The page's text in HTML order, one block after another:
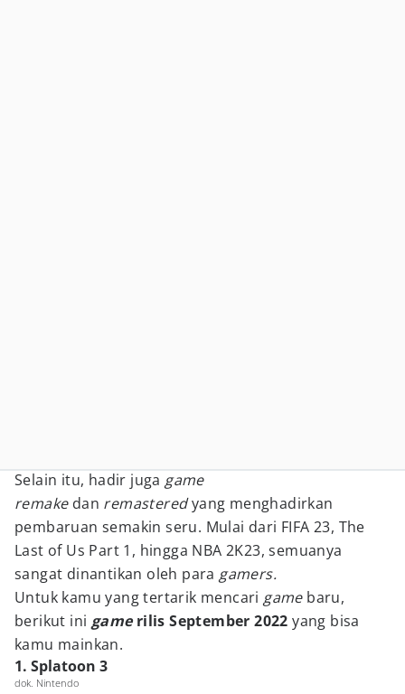
Selain itu, hadir juga game
remake dan remasteredyang menghadirkan
pembaruan semakin seru. Mulai dari FIFA 23, The
Last of Us Part 1, hingga NBA 2K23, semuanya
sangat dinantikan oleh para gamers.
Untuk kamu yang tertarik mencari game baru,
berikut ini gamerilis September 2022yang bisa
kamu mainkan.
1. Splatoon 3
dok. Nintendo